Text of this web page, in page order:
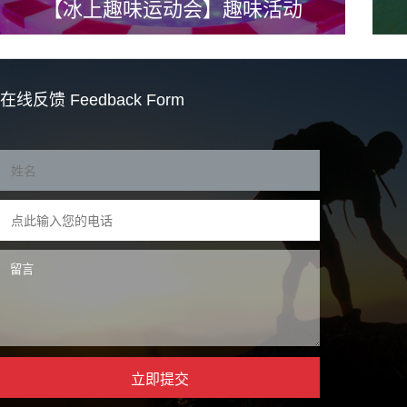
【冰上趣味运动会】趣味活动
在线反馈 Feedback Form